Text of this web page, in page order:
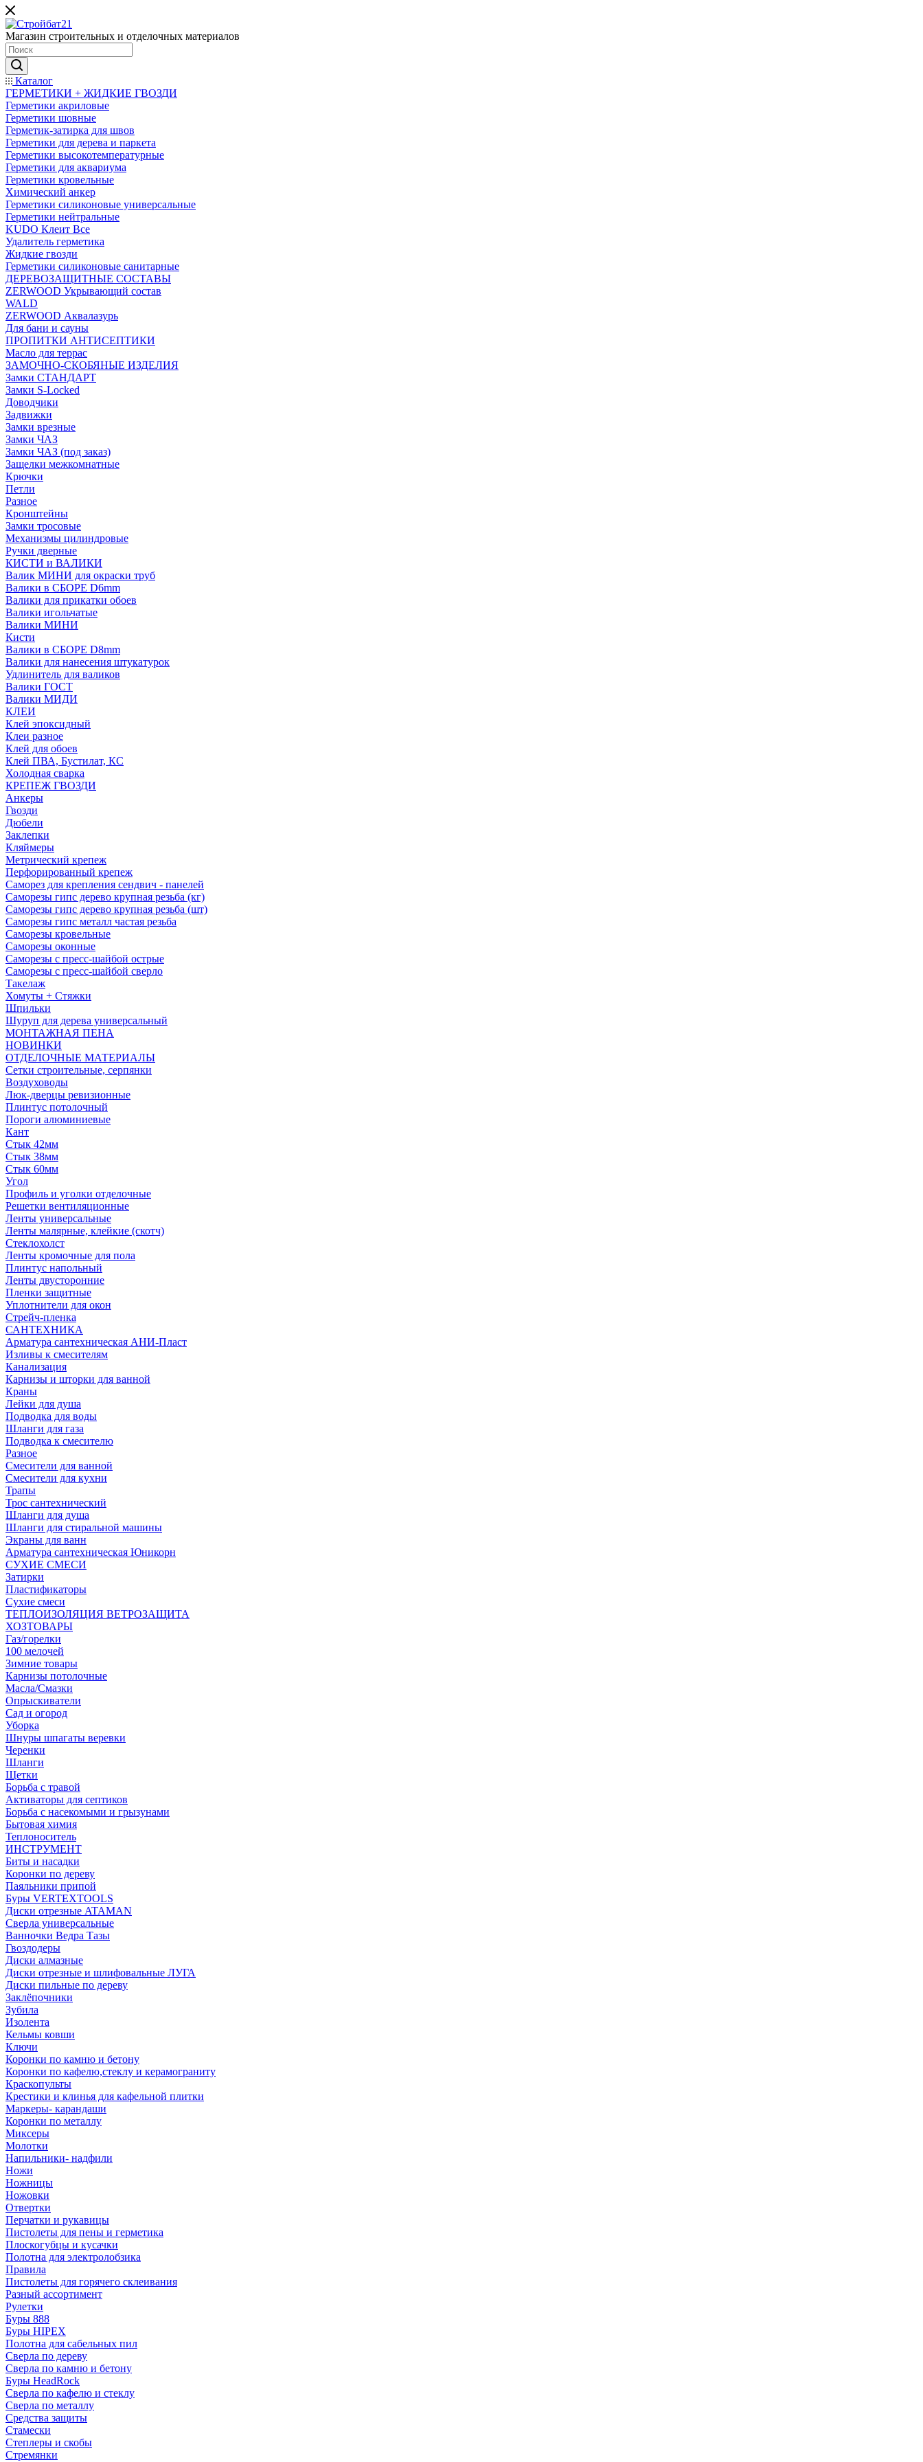
Магазин строительных и отделочных материалов
Каталог
ГЕРМЕТИКИ + ЖИДКИЕ ГВОЗДИ
Герметики акриловые
Герметики шовные
Герметик-затирка для швов
Герметики для дерева и паркета
Герметики высокотемпературные
Герметики для аквариума
Герметики кровельные
Химический анкер
Герметики силиконовые универсальные
Герметики нейтральные
KUDO Клеит Все
Удалитель герметика
Жидкие гвозди
Герметики силиконовые санитарные
ДЕРЕВОЗАЩИТНЫЕ СОСТАВЫ
ZERWOOD Укрывающий состав
WALD
ZERWOOD Аквалазурь
Для бани и сауны
ПРОПИТКИ АНТИСЕПТИКИ
Масло для террас
ЗАМОЧНО-СКОБЯНЫЕ ИЗДЕЛИЯ
Замки СТАНДАРТ
Замки S-Locked
Доводчики
Задвижки
Замки врезные
Замки ЧАЗ
Замки ЧАЗ (под заказ)
Защелки межкомнатные
Крючки
Петли
Разное
Кронштейны
Замки тросовые
Механизмы цилиндровые
Ручки дверные
КИСТИ и ВАЛИКИ
Валик МИНИ для окраски труб
Валики в СБОРЕ D6mm
Валики для прикатки обоев
Валики игольчатые
Валики МИНИ
Кисти
Валики в СБОРЕ D8mm
Валики для нанесения штукатурок
Удлинитель для валиков
Валики ГОСТ
Валики МИДИ
КЛЕИ
Клей эпоксидный
Клеи разное
Клей для обоев
Клей ПВА, Бустилат, КС
Холодная сварка
КРЕПЕЖ ГВОЗДИ
Анкеры
Гвозди
Дюбели
Заклепки
Кляймеры
Метрический крепеж
Перфорированный крепеж
Саморез для крепления сендвич - панелей
Саморезы гипс дерево крупная резьба (кг)
Саморезы гипс дерево крупная резьба (шт)
Саморезы гипс металл частая резьба
Саморезы кровельные
Саморезы оконные
Саморезы с пресс-шайбой острые
Саморезы с пресс-шайбой сверло
Такелаж
Хомуты + Стяжки
Шпильки
Шуруп для дерева универсальный
МОНТАЖНАЯ ПЕНА
НОВИНКИ
ОТДЕЛОЧНЫЕ МАТЕРИАЛЫ
Сетки строительные, серпянки
Воздуховоды
Люк-дверцы ревизионные
Плинтус потолочный
Пороги алюминиевые
Кант
Стык 42мм
Стык 38мм
Стык 60мм
Угол
Профиль и уголки отделочные
Решетки вентиляционные
Ленты универсальные
Ленты малярные, клейкие (скотч)
Стеклохолст
Ленты кромочные для пола
Плинтус напольный
Ленты двусторонние
Пленки защитные
Уплотнители для окон
Стрейч-пленка
САНТЕХНИКА
Арматура сантехническая АНИ-Пласт
Изливы к смесителям
Канализация
Карнизы и шторки для ванной
Краны
Лейки для душа
Подводка для воды
Шланги для газа
Подводка к смесителю
Разное
Смесители для ванной
Смесители для кухни
Трапы
Трос сантехнический
Шланги для душа
Шланги для стиральной машины
Экраны для ванн
Арматура сантехническая Юникорн
СУХИЕ СМЕСИ
Затирки
Пластификаторы
Сухие смеси
ТЕПЛОИЗОЛЯЦИЯ ВЕТРОЗАЩИТА
ХОЗТОВАРЫ
Газ/горелки
100 мелочей
Зимние товары
Карнизы потолочные
Масла/Смазки
Опрыскиватели
Сад и огород
Уборка
Шнуры шпагаты веревки
Черенки
Шланги
Щетки
Борьба с травой
Активаторы для септиков
Борьба с насекомыми и грызунами
Бытовая химия
Теплоноситель
ИНСТРУМЕНТ
Биты и насадки
Коронки по дереву
Паяльники припой
Буры VERTEXTOOLS
Диски отрезные ATAMAN
Сверла универсальные
Ванночки Ведра Тазы
Гвоздодеры
Диски алмазные
Диски отрезные и шлифовальные ЛУГА
Диски пильные по дереву
Заклёпочники
Зубила
Изолента
Кельмы ковши
Ключи
Коронки по камню и бетону
Коронки по кафелю,стеклу и керамограниту
Краскопульты
Крестики и клинья для кафельной плитки
Маркеры- карандаши
Коронки по металлу
Миксеры
Молотки
Напильники- надфили
Ножи
Ножницы
Ножовки
Отвертки
Перчатки и рукавицы
Пистолеты для пены и герметика
Плоскогубцы и кусачки
Полотна для электролобзика
Правила
Пистолеты для горячего склеивания
Разный ассортимент
Рулетки
Буры 888
Буры HIPEX
Полотна для сабельных пил
Сверла по дереву
Сверла по камню и бетону
Буры HeadRock
Сверла по кафелю и стеклу
Сверла по металлу
Средства защиты
Стамески
Степлеры и скобы
Стремянки